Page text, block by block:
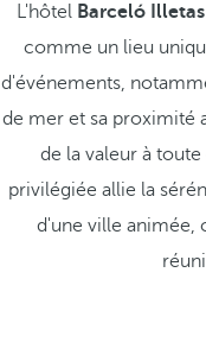
L'hôtel Barceló
comme un lieu
d'événements,
de mer et sa proximité
de la valeur à
privilégiée allie la
d'une ville animée,